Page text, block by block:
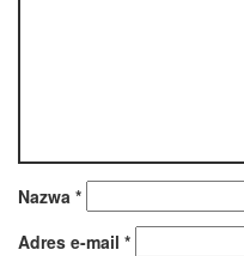
Nazwa *
Adres e-mail *